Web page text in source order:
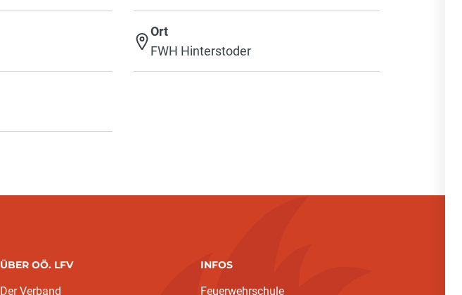
Ort
FWH Hinterstoder
ÜBER OÖ. LFV
Der Verband
INFOS
Feuerwehrschule